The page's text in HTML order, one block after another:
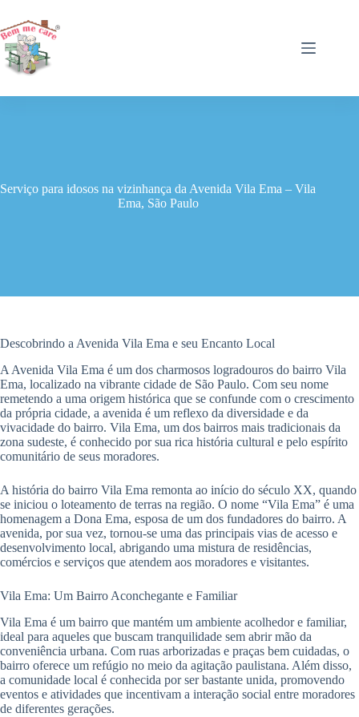
para
o
conteúdo
Serviço para idosos na vizinhança da Avenida Vila Ema – Vila
Ema, São Paulo
Descobrindo a Avenida Vila Ema e seu Encanto Local
A Avenida Vila Ema é um dos charmosos logradouros do bairro Vila
Ema, localizado na vibrante cidade de São Paulo. Com seu nome
remetendo a uma origem histórica que se confunde com o crescimento
da própria cidade, a avenida é um reflexo da diversidade e da
vivacidade do bairro. Vila Ema, um dos bairros mais tradicionais da
zona sudeste, é conhecido por sua rica história cultural e pelo espírito
comunitário de seus moradores.
A história do bairro Vila Ema remonta ao início do século XX, quando
se iniciou o loteamento de terras na região. O nome “Vila Ema” é uma
homenagem a Dona Ema, esposa de um dos fundadores do bairro. A
avenida, por sua vez, tornou-se uma das principais vias de acesso e
desenvolvimento local, abrigando uma mistura de residências,
comércios e serviços que atendem aos moradores e visitantes.
Vila Ema: Um Bairro Aconchegante e Familiar
Vila Ema é um bairro que mantém um ambiente acolhedor e familiar,
ideal para aqueles que buscam tranquilidade sem abrir mão da
conveniência urbana. Com ruas arborizadas e praças bem cuidadas, o
bairro oferece um refúgio no meio da agitação paulistana. Além disso,
a comunidade local é conhecida por ser bastante unida, promovendo
eventos e atividades que incentivam a interação social entre moradores
de diferentes gerações.